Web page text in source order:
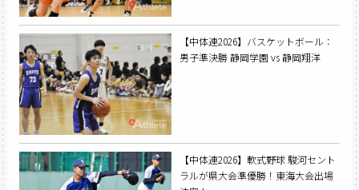
【中体連2026】バスケットボール：
男子準決勝 静岡学園 vs 静岡翔洋
【中体連2026】軟式野球 駿河セント
ラルが県大会準優勝！東海大会出場